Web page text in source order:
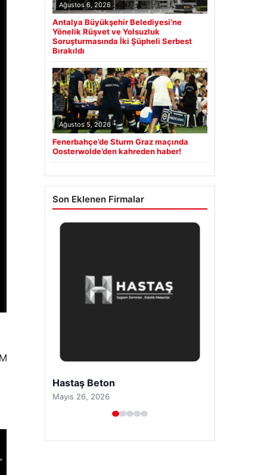
Ağustos 6, 2026
Antalya Büyükşehir Belediyesi’ne
Yönelik Rüşvet ve Yolsuzluk
Soruşturmasında İki Şüpheli Serbest
Bırakıldı
Ağustos 5, 2026
Fenerbahçe’de Sturm Graz maçında
Oosterwolde’den kahreden haber!
Son Eklenen Firmalar
Prenses Night Club
Nisan 29, 2026